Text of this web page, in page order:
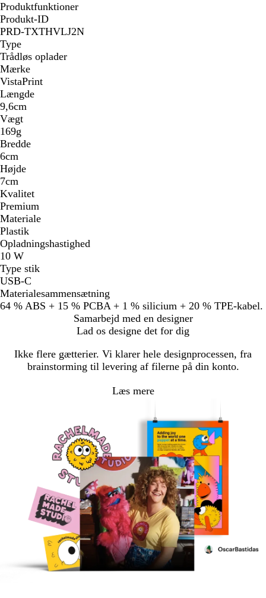
Produktfunktioner
Produkt-ID
PRD-TXTHVLJ2N
Type
Trådløs oplader
Mærke
VistaPrint
Længde
9,6cm
Vægt
169g
Bredde
6cm
Højde
7cm
Kvalitet
Premium
Materiale
Plastik
Opladningshastighed
10 W
Type stik
USB-C
Materialesammensætning
64 % ABS + 15 % PCBA + 1 % silicium + 20 % TPE-kabel.
Samarbejd med en designer
Lad os designe det for dig
Ikke flere gætterier. Vi klarer hele designprocessen, fra
brainstorming til levering af filerne på din konto.
Læs mere